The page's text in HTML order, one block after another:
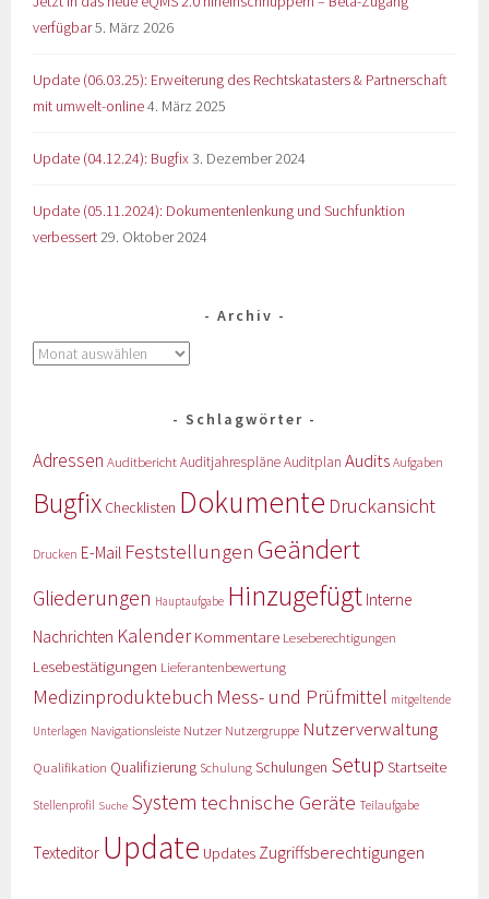
verfügbar5. März 2026
Update (06.03.25): Erweiterung des Rechtskatasters & Partnerschaft
mit umwelt-online4. März 2025
Update (04.12.24): Bugfix 3. Dezember 2024
Update (05.11.2024): Dokumentenlenkung und Suchfunktion
verbessert29. Oktober 2024
Archiv
Schlagwörter
Adressen AuditberichtAuditjahrespläneAuditplan Audits Aufgaben
Bugfix Checklisten Dokumente Druckansicht
Drucken E-Mail Feststellungen Geändert
Gliederungen Hauptaufgabe Hinzugefügt Interne
Nachrichten KalenderKommentare Leseberechtigungen
Lesebestätigungen Lieferantenbewertung
Medizinproduktebuch Mess- und Prüfmittel mitgeltende
Unterlagen Navigationsleiste Nutzer Nutzergruppe Nutzerverwaltung
Qualifikation Qualifizierung Schulung Schulungen Setup Startseite
Stellenprofil Suche System technische Geräte Teilaufgabe
Texteditor Update Updates Zugriffsberechtigungen